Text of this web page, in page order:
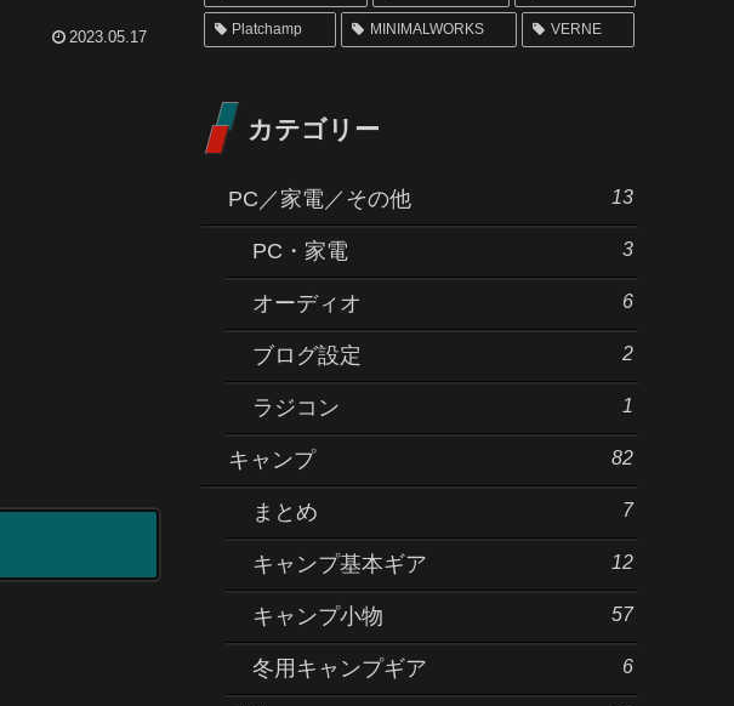
2023.05.17 Platchamp MINIMALWORKS VERNE
カテゴリー
PC／家電／その他 13
PC・家電 3
オーディオ 6
ブログ設定 2
ラジコン 1
キャンプ 82
まとめ 7
キャンプ基本ギア 12
キャンプ小物 57
冬用キャンプギア 6